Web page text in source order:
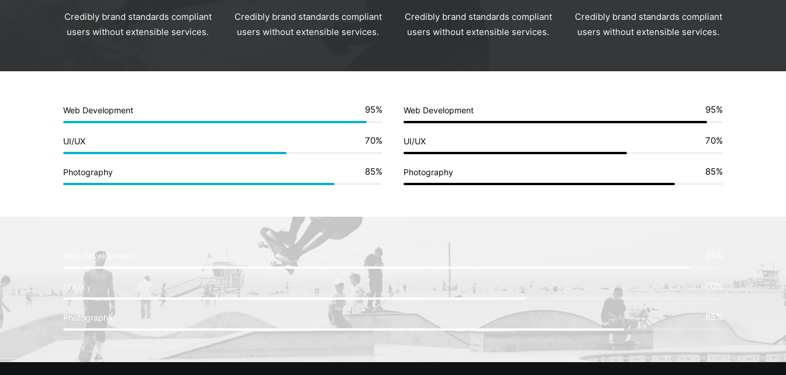
Credibly brand standards compliant
users without extensible services.
Credibly brand standards compliant
users without extensible services.
Credibly brand standards compliant
users without extensible services.
Credibly brand standards compliant
users without extensible services.
Web Development 95%
UI/UX 70%
Photography 85%
Web Development 95%
UI/UX 70%
Photography 85%
Web Development
UI/UX 70%
Photography 85%